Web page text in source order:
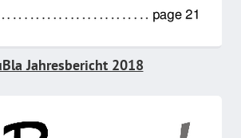
Jahresbericht 2018